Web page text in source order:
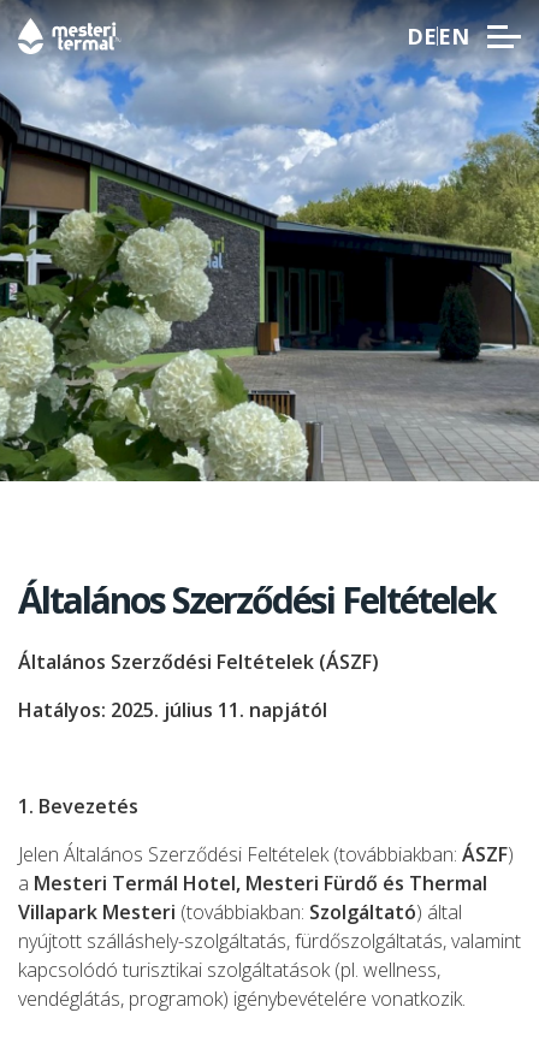
DEEN
Általános Szerződési Feltételek
Általános Szerződési Feltételek (ÁSZF)
Hatályos: 2025. július 11. napjától
1. Bevezetés
Jelen Általános Szerződési Feltételek (továbbiakban: ÁSZF)
a Mesteri Termál Hotel, Mesteri Fürdő és Thermal
Villapark Mesteri (továbbiakban: Szolgáltató) által
nyújtott szálláshely-szolgáltatás, fürdőszolgáltatás, valamint
kapcsolódó turisztikai szolgáltatások (pl. wellness,
vendéglátás, programok) igénybevételére vonatkozik.